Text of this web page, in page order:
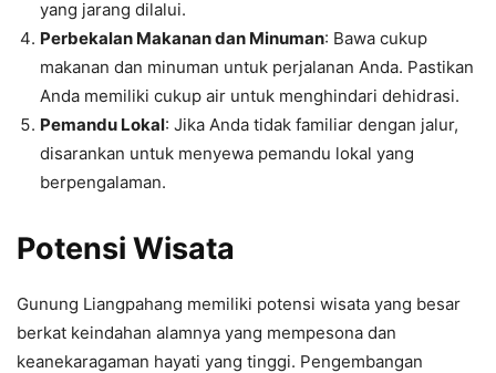
yang jarang dilalui.
Perbekalan Makanan dan Minuman: Bawa cukup
makanan dan minuman untuk perjalanan Anda. Pastikan
Anda memiliki cukup air untuk menghindari dehidrasi.
Pemandu Lokal: Jika Anda tidak familiar dengan jalur,
disarankan untuk menyewa pemandu lokal yang
berpengalaman.
Potensi Wisata
Gunung Liangpahang memiliki potensi wisata yang besar
berkat keindahan alamnya yang mempesona dan
keanekaragaman hayati yang tinggi. Pengembangan